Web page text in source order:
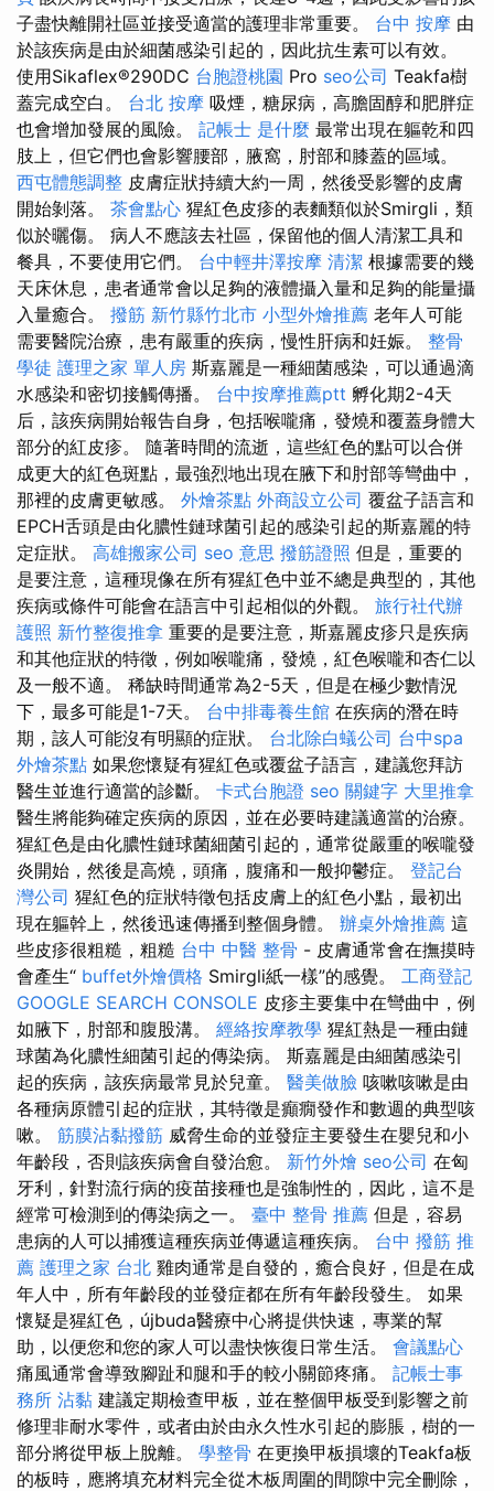
子盡快離開社區並接受適當的護理非常重要。 台中 按摩 由
於該疾病是由於細菌感染引起的，因此抗生素可以有效。
使用Sikaflex®290DC 台胞證桃園 Pro seo公司 Teakfa樹
蓋完成空白。 台北 按摩 吸煙，糖尿病，高膽固醇和肥胖症
也會增加發展的風險。 記帳士 是什麼 最常出現在軀乾和四
肢上，但它們也會影響腰部，腋窩，肘部和膝蓋的區域。
西屯體態調整 皮膚症狀持續大約一周，然後受影響的皮膚
開始剝落。 茶會點心 猩紅色皮疹的表麵類似於Smirgli，類
似於曬傷。 病人不應該去社區，保留他的個人清潔工具和
餐具，不要使用它們。 台中輕井澤按摩 清潔 根據需要的幾
天床休息，患者通常會以足夠的液體攝入量和足夠的能量攝
入量癒合。 撥筋 新竹縣竹北市 小型外燴推薦 老年人可能
需要醫院治療，患有嚴重的疾病，慢性肝病和妊娠。 整骨
學徒 護理之家 單人房 斯嘉麗是一種細菌感染，可以通過滴
水感染和密切接觸傳播。 台中按摩推薦ptt 孵化期2-4天
后，該疾病開始報告自身，包括喉嚨痛，發燒和覆蓋身體大
部分的紅皮疹。 隨著時間的流逝，這些紅色的點可以合併
成更大的紅色斑點，最強烈地出現在腋下和肘部等彎曲中，
那裡的皮膚更敏感。 外燴茶點 外商設立公司 覆盆子語言和
EPCH舌頭是由化膿性鏈球菌引起的感染引起的斯嘉麗的特
定症狀。 高雄搬家公司 seo 意思 撥筋證照 但是，重要的
是要注意，這種現像在所有猩紅色中並不總是典型的，其他
疾病或條件可能會在語言中引起相似的外觀。 旅行社代辦
護照 新竹整復推拿 重要的是要注意，斯嘉麗皮疹只是疾病
和其他症狀的特徵，例如喉嚨痛，發燒，紅色喉嚨和杏仁以
及一般不適。 稀缺時間通常為2-5天，但是在極少數情況
下，最多可能是1-7天。 台中排毒養生館 在疾病的潛在時
期，該人可能沒有明顯的症狀。 台北除白蟻公司 台中spa
外燴茶點 如果您懷疑有猩紅色或覆盆子語言，建議您拜訪
醫生並進行適當的診斷。 卡式台胞證 seo 關鍵字 大里推拿
醫生將能夠確定疾病的原因，並在必要時建議適當的治療。
猩紅色是由化膿性鏈球菌細菌引起的，通常從嚴重的喉嚨發
炎開始，然後是高燒，頭痛，腹痛和一般抑鬱症。 登記台
灣公司 猩紅色的症狀特徵包括皮膚上的紅色小點，最初出
現在軀幹上，然後迅速傳播到整個身體。 辦桌外燴推薦 這
些皮疹很粗糙，粗糙 台中 中醫 整骨 - 皮膚通常會在撫摸時
會產生“ buffet外燴價格 Smirgli紙一樣”的感覺。 工商登記
GOOGLE SEARCH CONSOLE 皮疹主要集中在彎曲中，例
如腋下，肘部和腹股溝。 經絡按摩教學 猩紅熱是一種由鏈
球菌為化膿性細菌引起的傳染病。 斯嘉麗是由細菌感染引
起的疾病，該疾病最常見於兒童。 醫美做臉 咳嗽咳嗽是由
各種病原體引起的症狀，其特徵是癲癇發作和數週的典型咳
嗽。 筋膜沾黏撥筋 威脅生命的並發症主要發生在嬰兒和小
年齡段，否則該疾病會自發治愈。 新竹外燴 seo公司 在匈
牙利，針對流行病的疫苗接種也是強制性的，因此，這不是
經常可檢測到的傳染病之一。 臺中 整骨 推薦 但是，容易
患病的人可以捕獲這種疾病並傳遞這種疾病。 台中 撥筋 推
薦 護理之家 台北 雞肉通常是自發的，癒合良好，但是在成
年人中，所有年齡段的並發症都在所有年齡段發生。 如果
懷疑是猩紅色，újbuda醫療中心將提供快速，專業的幫
助，以便您和您的家人可以盡快恢復日常生活。 會議點心
痛風通常會導致腳趾和腿和手的較小關節疼痛。 記帳士事
務所 沾黏 建議定期檢查甲板，並在整個甲板受到影響之前
修理非耐水零件，或者由於由永久性水引起的膨脹，樹的一
部分將從甲板上脫離。 學整骨 在更換甲板損壞的Teakfa板
的板時，應將填充材料完全從木板周圍的間隙中完全刪除，